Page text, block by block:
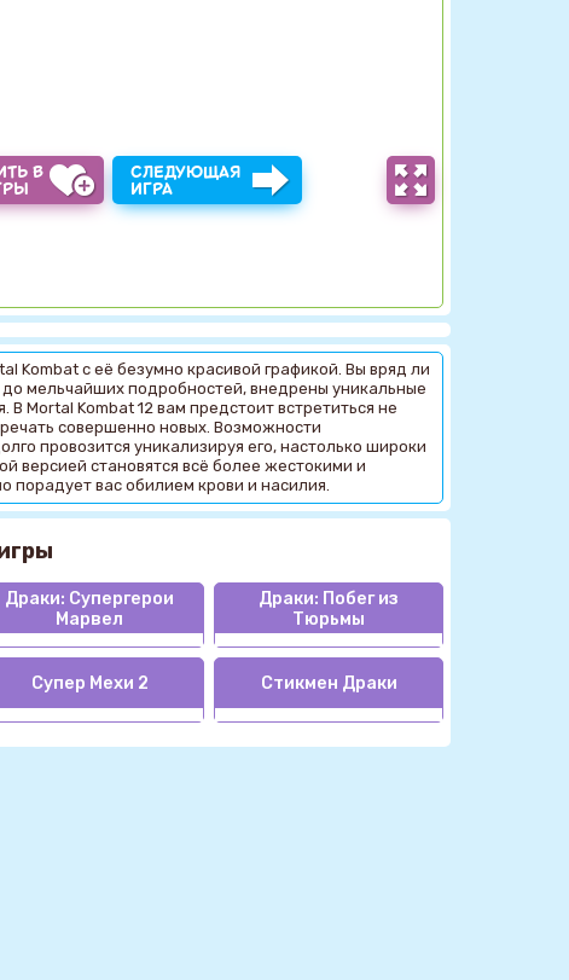
В
СЛЕДУЮЩАЯ
ИГРА
Kombat с её безумно красивой графикой. Вы вряд ли
мельчайших подробностей, внедрены уникальные
Mortal Kombat 12 вам предстоит встретиться не
совершенно новых. Возможности
провозится уникализируя его, настолько широки
версией становятся всё более жестокими и
порадует вас обилием крови и насилия.
Драки: Супергерои
Марвел
Драки: Побег из
Тюрьмы
Супер Мехи 2 Стикмен Драки